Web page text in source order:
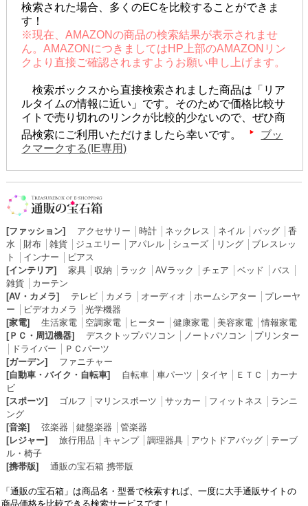
検索された場合、多くのECを比較することができま
す！
※現在、AMAZONの商品の検索結果が表示されませ
ん。AMAZONにつきましてはHP上部のAMAZONリン
クより直接ご確認されますようお願い申し上げます。
検索ボックスから直接検索されました商品は「リア
ルタイムの情報に近い」です。そのためで価格比較サ
イトで売り切れのリンクが比較的少ないので、ぜひ商
品検索にご利用いただけましたら幸いです。
ブッ
クマークする(IE専用)
[ファッション] アクセサリー 時計│ ネックレス ネイル│ バッグ│ 香
水
財布│ 雑貨│ ジュエリー アパレル│ シューズ│ リング│ ブレスレッ
ト
インナー
ピアス
[インテリア]
家具│ 収納 ラック AVラック チェア ベッド バス
雑貨│ カーテン
[AV・カメラ]
テレビ│ カメラ オーディオ ホームシアター
プレーヤ
ー
ビデオカメラ
光学機器
[家電]
生活家電│ 空調家電│ ヒーター 健康家電│ 美容家電│情報家電
[ＰＣ・周辺機器]
デスクトップパソコン ノートパソコン
プリンター
ドライバー
ＰＣパーツ
[ガーデン]
ファニチャー
[自動車・バイク・自転車]
自転車│ 車パーツ タイヤ ＥＴＣ
カーナ
ビ
[スポーツ]
ゴルフ マリンスポーツ サッカー フィットネス
ランニ
ング
[音楽]
弦楽器 鍵盤楽器
管楽器
[レジャー]
旅行用品 キャンプ│ 調理器具│ アウトドアバッグ│ テーブ
ル・椅子
[携帯版]
通販の宝石箱 携帯版
「通販の宝石箱」は商品名・型番で検索すれば、一度に大手通販サイトの
商品価格を比較できる検索サービスです！